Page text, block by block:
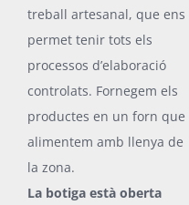
treball artesanal, que ens
permet tenir tots els
processos d’elaboració
controlats. Fornegem els
productes en un forn que
alimentem amb llenya de
la zona.
La botiga està oberta